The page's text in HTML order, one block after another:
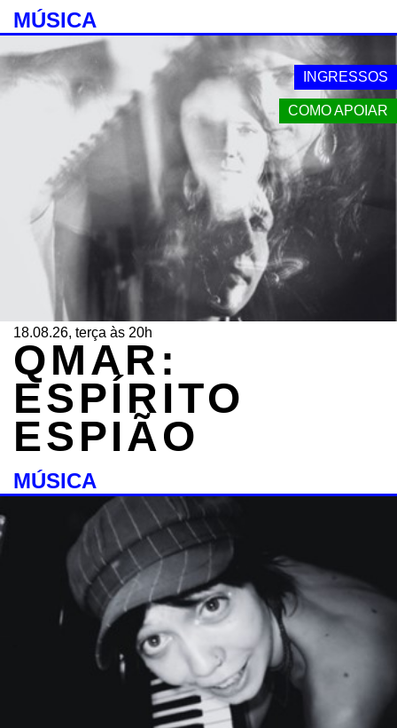
INGRESSOS
COMO APOIAR
MÚSICA
18.08.26, terça às 20h
QMAR:
ESPÍRITO
ESPIÃO
MÚSICA